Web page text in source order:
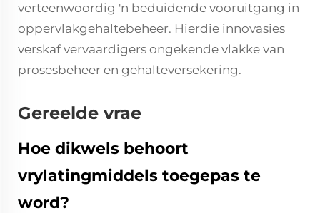
verteenwoordig 'n beduidende vooruitgang in
oppervlakgehaltebeheer. Hierdie innovasies
verskaf vervaardigers ongekende vlakke van
prosesbeheer en gehalteversekering.
Gereelde vrae
Hoe dikwels behoort
vrylatingmiddels toegepas te
word?